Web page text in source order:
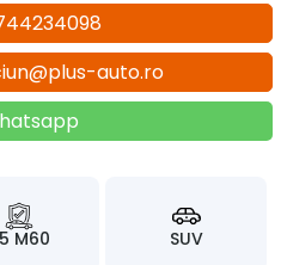
auto.ro
M60 SUV